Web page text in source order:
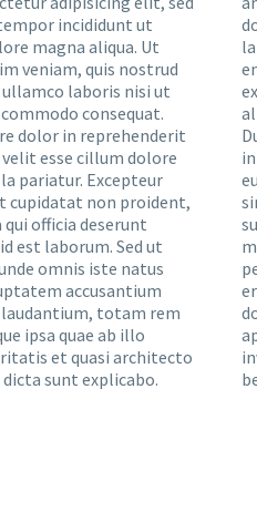
incididunt ut
magna aliqua. Ut
veniam, quis nostrud
laboris nisi ut
consequat.
dolor in reprehenderit
esse cillum dolore
pariatur. Excepteur
cupidatat non proident,
officia deserunt
est laborum. Sed ut
omnis iste natus
accusantium
totam rem
ipsa quae ab illo
et quasi architecto
sunt explicabo.